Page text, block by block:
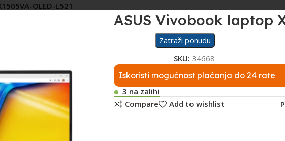
OLED-L521
ASUS Vivobook laptop
Zatraži ponudu
SKU: 34668
Iskoristi mogućnost plaćanja do 24 rate
3 na zalihi
Compare
Add to wishlist